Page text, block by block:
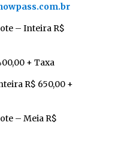
– Inteira R$
+ Taxa
R$ 650,00 +
– Meia R$